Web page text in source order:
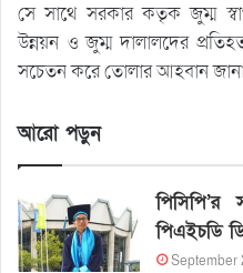
সে সাথে সরকার কতৃক জুম্ম
উন্নয়ন ও জুম্ম দালালদের
সচেতন করে তোলার আহবান
আরো পড়ুন
পিএইচডি
September